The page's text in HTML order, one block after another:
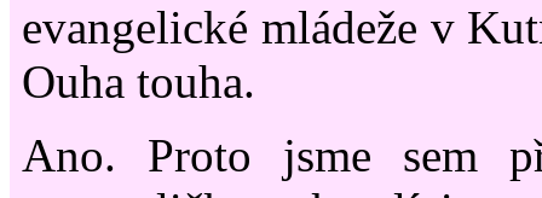
evangelické mládeže v
Ouha touha.
Ano. Proto jsme sem